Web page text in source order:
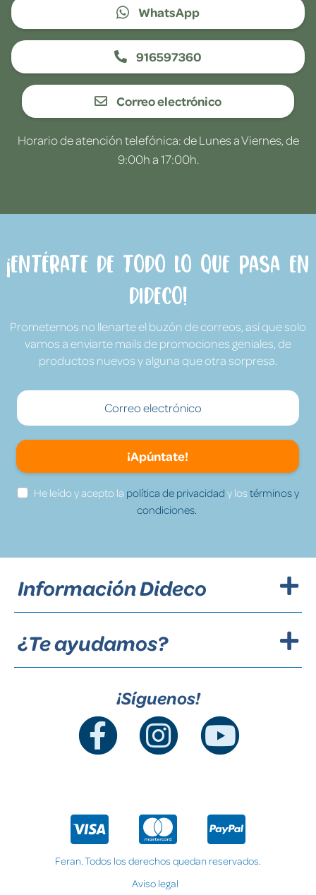
WhatsApp
916597360
Correo electrónico
Horario de atención telefónica: de Lunes a Viernes, de
9:00h a 17:00h.
¡Entérate de todo lo que pasa en
Dideco!
Prometemos no llenarte el buzón de correos, así que solo
vamos a enviarte mails de promociones geniales, de
productos nuevos y alguna que otra sorpresa.
¡Apúntate!
He leído y acepto la política de privacidad y lostérminos y
condiciones.
Información Dideco
¿Te ayudamos?
¡Síguenos!
Feran. Todos los derechos quedan reservados.
Aviso legal